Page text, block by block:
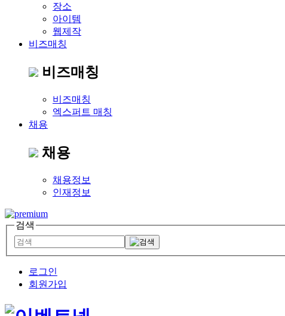
장소
아이템
웹제작
비즈매칭
비즈매칭
비즈매칭
엑스퍼트 매칭
채용
채용
채용정보
인재정보
검색
로그인
회원가입